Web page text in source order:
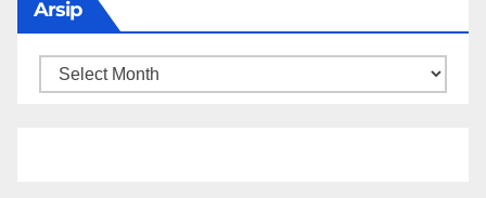
Arsip
Arsip